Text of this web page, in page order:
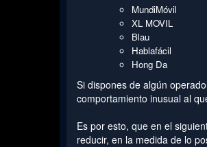
MundiMóvil
XL MOVIL
Blau
Hablafácil
Hong Da
Si dispones de algún
comportamiento inusual al
Es por esto, que en el
reducir, en la medida de lo